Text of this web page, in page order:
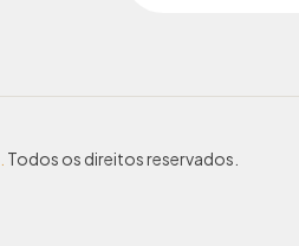
Todos os direitos reservados.